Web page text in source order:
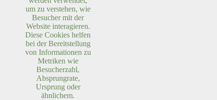
um zu verstehen, wie
Besucher mit der
Website interagieren.
Diese Cookies helfen
bei der Bereitstellung
von Informationen zu
Metriken wie
Besucherzahl,
Absprungrate,
Ursprung oder
ähnlichem.